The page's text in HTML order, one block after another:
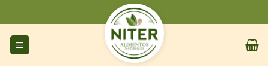
al
contenido